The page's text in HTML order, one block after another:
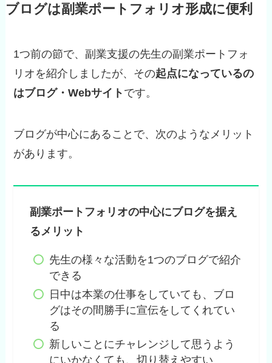
ブログは副業ポートフォリオ形成に便利
1つ前の節で、副業支援の先生の副業ポートフォ
リオを紹介しましたが、その起点になっているの
はブログ・Webサイト です。
ブログが中心にあることで、次のようなメリット
があります。
副業ポートフォリオの中心にブログを据え
るメリット
先生の様々な活動を1つのブログで紹介
できる
日中は本業の仕事をしていても、ブロ
グはその間勝手に宣伝をしてくれてい
る
新しいことにチャレンジして思うよう
にいかなくても、切り替えやすい